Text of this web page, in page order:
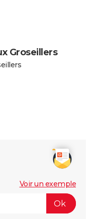
Groseillers
Voir un exemple